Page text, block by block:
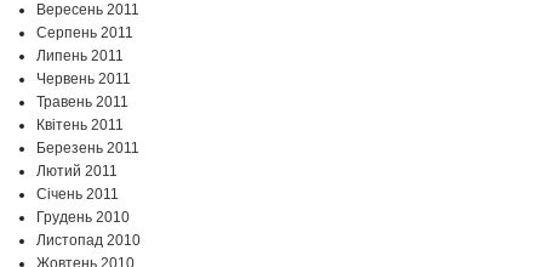
Вересень 2011
Серпень 2011
Липень 2011
Червень 2011
Травень 2011
Квітень 2011
Березень 2011
Лютий 2011
Січень 2011
Грудень 2010
Листопад 2010